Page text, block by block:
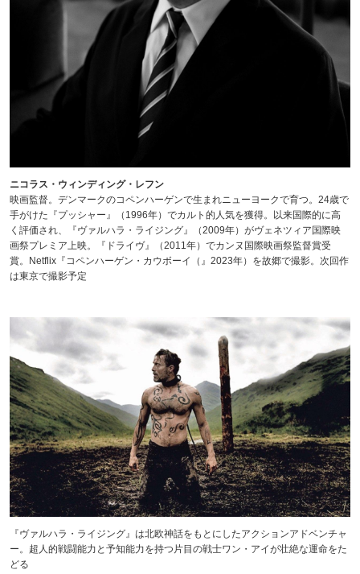
ニコラス・ウィンディング・レフン
映画監督。デンマークのコペンハーゲンで生まれニューヨークで育つ。24歳で
手がけた『プッシャー』（1996年）でカルト的人気を獲得。以来国際的に高
く評価され、『ヴァルハラ・ライジング』（2009年）がヴェネツィア国際映
画祭プレミア上映。『ドライヴ』（2011年）でカンヌ国際映画祭監督賞受
賞。Netflix『コペンハーゲン・カウボーイ（』2023年）を故郷で撮影。次回作
は東京で撮影予定
『ヴァルハラ・ライジング』は北欧神話をもとにしたアクションアドベンチャ
ー。超人的戦闘能力と予知能力を持つ片目の戦士ワン・アイが壮絶な運命をた
どる